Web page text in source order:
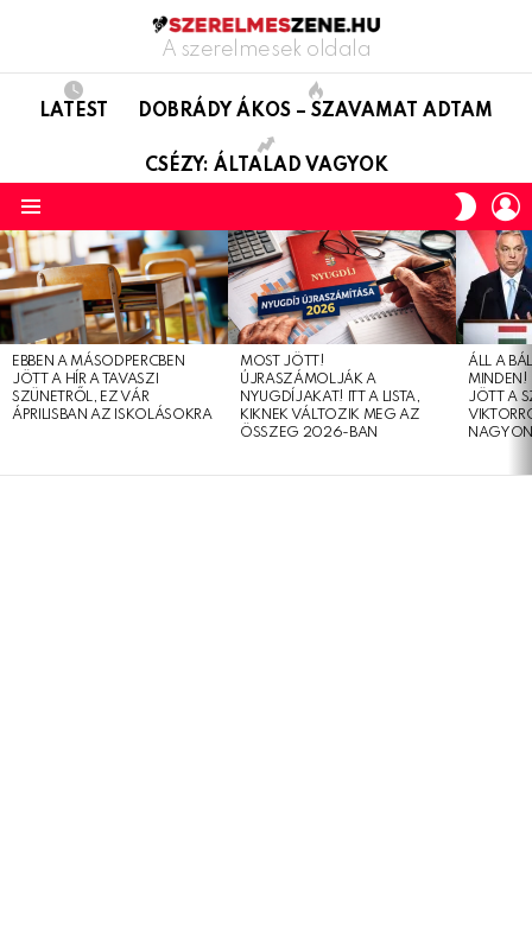
A szerelmesek oldala
LATEST DOBRÁDY ÁKOS – SZAVAMAT ADTAM
CSÉZY: ÁLTALAD VAGYOK
SKIN
LATEST
STORIES
EBBEN A MÁSODPERCBEN
JÖTT A HÍR A TAVASZI
SZÜNETRŐL, EZ VÁR
ÁPRILISBAN AZ ISKOLÁSOKRA
MOST JÖTT!
ÚJRASZÁMOLJÁK A
NYUGDÍJAKAT! ITT A LISTA,
KIKNEK VÁLTOZIK MEG AZ
ÖSSZEG 2026-BAN
ÁLL A
MINDEN!
JÖTT A